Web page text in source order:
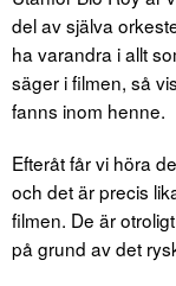
del av själva
ha varandra i allt
säger i filmen, så
fanns inom henne.
Efteråt får vi höra
och det är precis
filmen. De är
på grund av det